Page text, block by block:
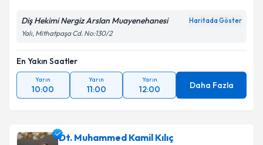
Diş Hekimi Nergiz Arslan Muayenehanesi Haritada Göster
Yalı, Mithatpaşa Cd. No:130/2
En Yakın Saatler
Yarın
10:00
Yarın
11:00
Yarın
12:00 Daha Fazla
Dt. Muhammed Kamil Kılıç